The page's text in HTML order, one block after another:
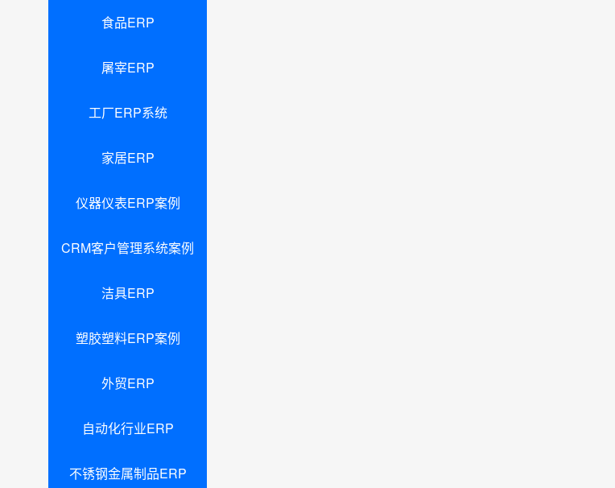
食品ERP
屠宰ERP
工厂ERP系统
家居ERP
仪器仪表ERP案例
CRM客户管理系统案例
洁具ERP
塑胶塑料ERP案例
外贸ERP
自动化行业ERP
不锈钢金属制品ERP